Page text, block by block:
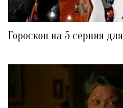
Гороскоп на 5 серпня